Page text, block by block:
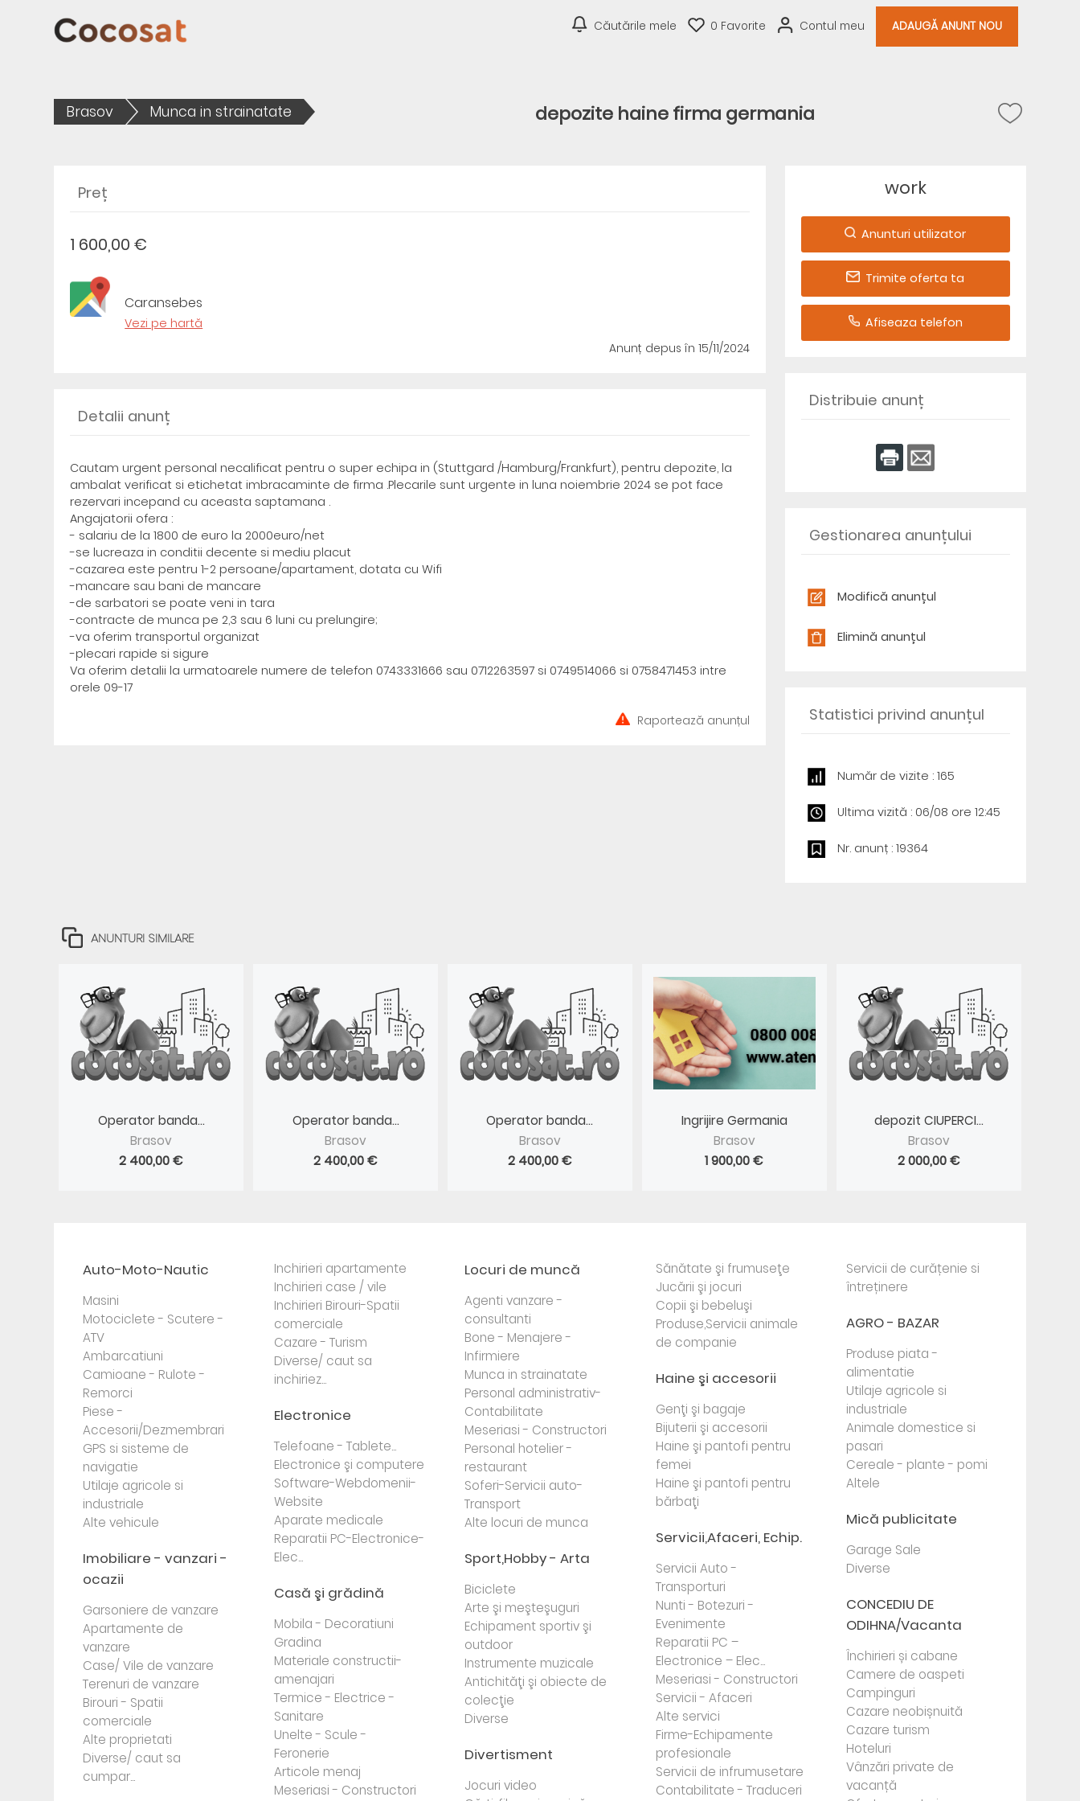
Căutările mele 0 Favorite Contul meu ADAUGĂ ANUNT NOU
Brasov Munca in strainatate depozite haine firma germania
Preț
1 600,00 €
Caransebes
Vezi pe hartă
Anunț depus în 15/11/2024
Detalii anunț
Cautam urgent personal necalificat pentru o super echipa in (Stuttgard /Hamburg/Frankfurt), pentru depozite, la
ambalat verificat si etichetat imbracaminte de firma .Plecarile sunt urgente in luna noiembrie 2024 se pot face
rezervari incepand cu aceasta saptamana .
Angajatorii ofera :
- salariu de la 1800 de euro la 2000euro/net
-se lucreaza in conditii decente si mediu placut
-cazarea este pentru 1-2 persoane/apartament, dotata cu Wifi
-mancare sau bani de mancare
-de sarbatori se poate veni in tara
-contracte de munca pe 2,3 sau 6 luni cu prelungire;
-va oferim transportul organizat
-plecari rapide si sigure
Va oferim detalii la urmatoarele numere de telefon 0743331666 sau 0712263597 si 0749514066 si 0758471453 intre
orele 09-17
Raportează anunțul
work
Anunturi utilizator
Trimite oferta ta
Afiseaza telefon
Distribuie anunț
Gestionarea anunțului
Modifică anunțul
Elimină anunțul
Statistici privind anunțul
Număr de vizite : 165
Ultima vizită : 06/08 ore 12:45
Nr. anunț : 19364
ANUNTURI SIMILARE
Operator banda...
Brasov
2 400,00 €
Operator banda...
Brasov
2 400,00 €
Operator banda...
Brasov
2 400,00 €
Ingrijire Germania
Brasov
1 900,00 €
depozit CIUPERCI...
Brasov
2 000,00 €
Auto-Moto-Nautic
Masini
Motociclete - Scutere -
ATV
Ambarcatiuni
Camioane - Rulote -
Remorci
Piese -
Accesorii/Dezmembrari
GPS si sisteme de
navigatie
Utilaje agricole si
industriale
Alte vehicule
Imobiliare - vanzari -
ocazii
Garsoniere de vanzare
Apartamente de
vanzare
Case/ Vile de vanzare
Terenuri de vanzare
Birouri - Spatii
comerciale
Alte proprietati
Diverse/ caut sa
cumpar...
Inchirieri apartamente
Inchirieri case / vile
Inchirieri Birouri-Spatii
comerciale
Cazare - Turism
Diverse/ caut sa
inchiriez...
Electronice
Telefoane - Tablete...
Electronice şi computere
Software-Webdomenii-
Website
Aparate medicale
Reparatii PC-Electronice-
Elec...
Casă şi grădină
Mobila - Decoratiuni
Gradina
Materiale constructii-
amenajari
Termice - Electrice -
Sanitare
Unelte - Scule -
Feronerie
Articole menaj
Meseriasi - Constructori
Locuri de muncă
Agenti vanzare -
consultanti
Bone - Menajere -
Infirmiere
Munca in strainatate
Personal administrativ-
Contabilitate
Meseriasi - Constructori
Personal hotelier -
restaurant
Soferi-Servicii auto-
Transport
Alte locuri de munca
Sport,Hobby - Arta
Biciclete
Arte şi meşteşuguri
Echipament sportiv şi
outdoor
Instrumente muzicale
Antichităţi şi obiecte de
colecţie
Diverse
Divertisment
Jocuri video
Sănătate şi frumuseţe
Jucării şi jocuri
Copii şi bebeluşi
Produse,Servicii animale
de companie
Haine şi accesorii
Genţi şi bagaje
Bijuterii şi accesorii
Haine şi pantofi pentru
femei
Haine şi pantofi pentru
bărbaţi
Servicii,Afaceri, Echip.
Servicii Auto -
Transporturi
Nunti - Botezuri -
Evenimente
Reparatii PC –
Electronice – Elec...
Meseriasi - Constructori
Servicii - Afaceri
Alte servici
Firme-Echipamente
profesionale
Servicii de infrumusetare
Contabilitate - Traduceri
Servicii de curățenie si
întreținere
AGRO - BAZAR
Produse piata -
alimentatie
Utilaje agricole si
industriale
Animale domestice si
pasari
Cereale - plante - pomi
Altele
Mică publicitate
Garage Sale
Diverse
CONCEDIU DE
ODIHNA/Vacanta
Închirieri și cabane
Camere de oaspeti
Campinguri
Cazare neobișnuită
Cazare turism
Hoteluri
Vânzări private de
vacanță